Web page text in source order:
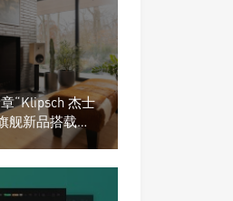
“Klipsch 杰士
舰新品搭载硬